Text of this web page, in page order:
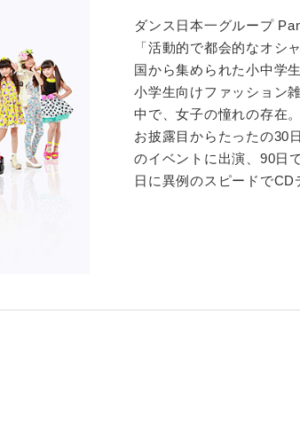
ダンス日本一グループ
「活動的で都会的なオシ
国から集められた小中学
小学生向けファッション
中で、女子の憧れの存在。
お披露目からたったの30
のイベントに出演、90日
日に異例のスピードでCD